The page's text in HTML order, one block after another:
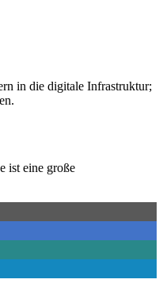
in die digitale Infrastruktur;
ist eine große